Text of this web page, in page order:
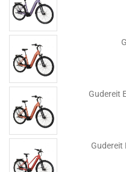
Gudereit
Gudereit